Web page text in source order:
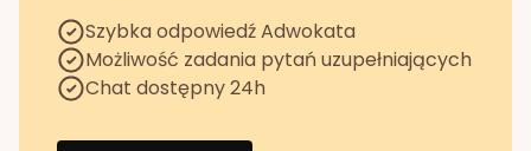
Szybka odpowiedź Adwokata
Możliwość zadania pytań uzupełniających
Chat dostępny 24h